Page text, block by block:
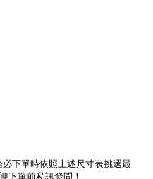
下單時依照上述尺寸表挑選最
下單前私訊發問！